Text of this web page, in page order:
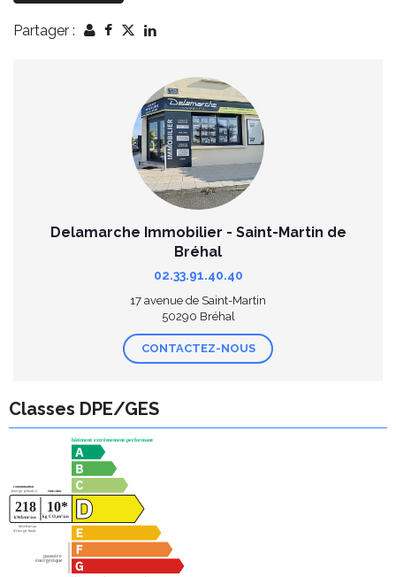
Partager :
Delamarche Immobilier - Saint-Martin de
Bréhal
02.33.91.40.40
17 avenue de Saint-Martin
50290 Bréhal
CONTACTEZ-NOUS
Classes DPE/GES